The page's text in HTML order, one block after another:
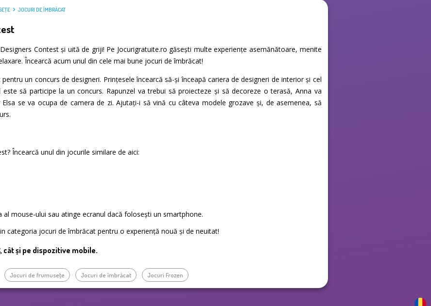
JOCURI DE ÎMBRĂCAT
Contest și uită de griji! Pe Jocurigratuite.ro găsești multe experiențe asemănătoare, menite
Încearcă acum unul din cele mai bune jocuri de îmbrăcat!
un concurs de designeri. Prințesele încearcă să-și înceapă cariera de designeri de interior și cel
să participe la un concurs. Rapunzel va trebui să proiecteze și să decoreze o terasă, Anna va
se va ocupa de camera de zi. Ajutați-i să vină cu câteva modele grozave și, de asemenea, să
Încearcă unul din jocurile similare de aici:
al mouse-ului sau atinge ecranul dacă folosești un smartphone.
categoria jocuri de îmbrăcat pentru o experiență nouă și de neuitat!
cât și pe dispozitive mobile.
Jocuri de frumuseţe Jocuri de îmbrăcat Jocuri Frozen